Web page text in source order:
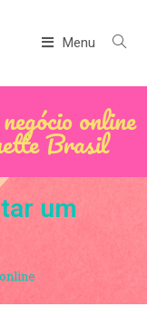
Menu
online
Brasil
um